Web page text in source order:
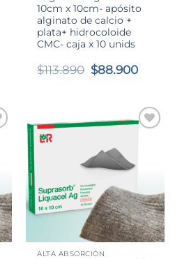
10cm x 10cm- apósito
alginato de calcio +
plata+ hidrocoloide
CMC- caja x 10 unids
$113.890 El
$113.890.
$88.900El
es:
ALTA ABSORCIÓN